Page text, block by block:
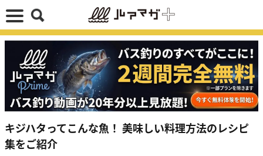
キジハタってこんな魚！ 美味しい料理方法のレシピ
集をご紹介